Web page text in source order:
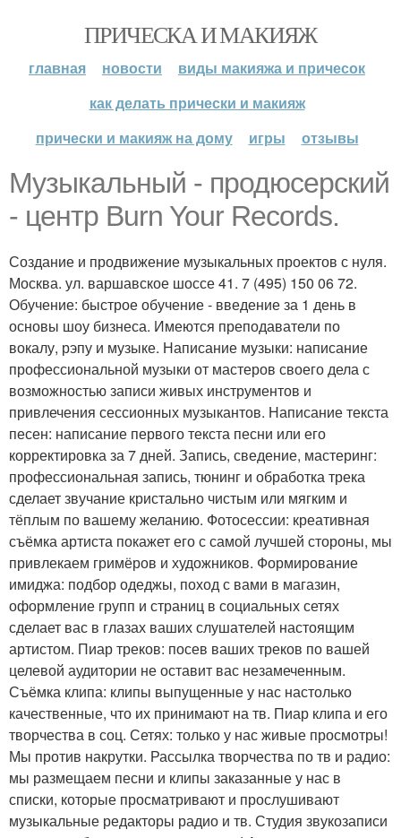
ПРИЧЕСКА И МАКИЯЖ
главная новости
виды макияжа и причесок
как делать прически и макияж
прически и макияж на дому
игры отзывы
Музыкальный - продюсерский
- центр Burn Your Records.
Создание и продвижение музыкальных проектов с нуля.
Москва. ул. варшавское шоссе 41. 7 (495) 150 06 72.
Обучение: быстрое обучение - введение за 1 день в
основы шоу бизнеса. Имеются преподаватели по
вокалу, рэпу и музыке. Написание музыки: написание
профессиональной музыки от мастеров своего дела с
возможностью записи живых инструментов и
привлечения сессионных музыкантов. Написание текста
песен: написание первого текста песни или его
корректировка за 7 дней. Запись, сведение, мастеринг:
профессиональная запись, тюнинг и обработка трека
сделает звучание кристально чистым или мягким и
тёплым по вашему желанию. Фотосессии: креативная
съёмка артиста покажет его с самой лучшей стороны, мы
привлекаем гримёров и художников. Формирование
имиджа: подбор одеджы, поход с вами в магазин,
оформление групп и страниц в социальных сетях
сделает вас в глазах ваших слушателей настоящим
артистом. Пиар треков: посев ваших треков по вашей
целевой аудитории не оставит вас незамеченным.
Съёмка клипа: клипы выпущенные у нас настолько
качественные, что их принимают на тв. Пиар клипа и его
творчества в соц. Сетях: только у нас живые просмотры!
Мы против накрутки. Рассылка творчества по тв и радио:
мы размещаем песни и клипы заказанные у нас в
списки, которые просматривают и прослушивают
музыкальные редакторы радио и тв. Студия звукозаписи